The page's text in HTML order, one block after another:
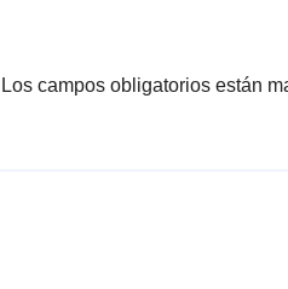
Los campos obligatorios están